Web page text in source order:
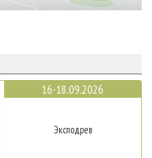
16-18.09.2026
Эксподрев